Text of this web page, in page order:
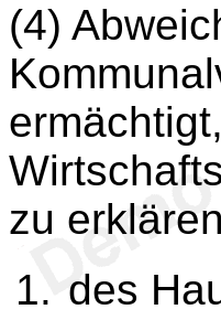
(4)
zu
des